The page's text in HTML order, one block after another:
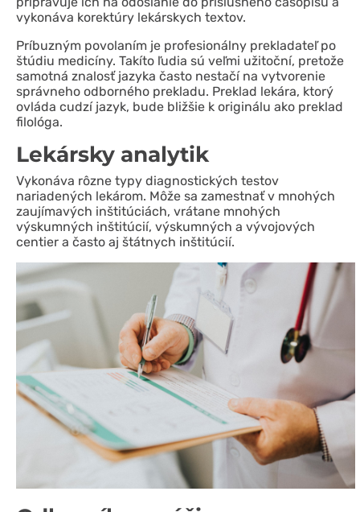
vykonáva korektúry lekárskych textov.
Príbuzným povolaním je profesionálny prekladateľ po
štúdiu medicíny. Takíto ľudia sú veľmi užitoční, pretože
samotná znalosť jazyka často nestačí na vytvorenie
správneho odborného prekladu. Preklad lekára, ktorý
ovláda cudzí jazyk, bude bližšie k originálu ako preklad
filológa.
Lekársky analytik
Vykonáva rôzne typy diagnostických testov
nariadených lekárom. Môže sa zamestnať v mnohých
zaujímavých inštitúciách, vrátane mnohých
výskumných inštitúcií, výskumných a vývojových
centier a často aj štátnych inštitúcií.